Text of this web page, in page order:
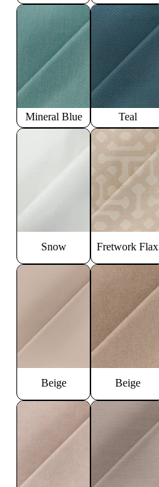
Mineral Blue Teal
Snow Fretwork Flax
Beige Beige